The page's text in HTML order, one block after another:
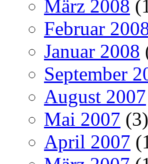
März 2008
Februar
Januar 2008
September
August 2007
Mai 2007 (3)
April 2007